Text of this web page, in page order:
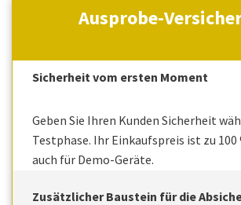
Ausprobe-
Sicherheit vom ersten Moment
Geben Sie Ihren Kunden Sicherheit
Testphase. Ihr Einkaufspreis ist zu
auch für Demo-Geräte.
Zusätzlicher Baustein für die